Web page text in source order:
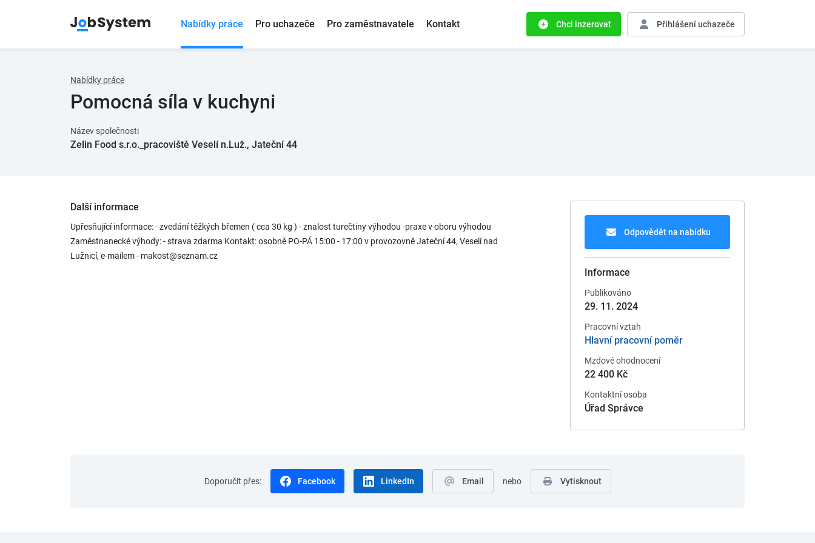
Nabídky práce Pro uchazeče Pro zaměstnavatele Kontakt Chci inzerovat Přihlášeníuchazeče
Nabídky práce
Pomocná síla v kuchyni
Název společnosti
Zelin Food s.r.o._pracoviště Veselí n.Luž., Jateční 44
Další informace
Upřesňující informace: - zvedání těžkých břemen ( cca 30 kg ) - znalost turečtiny výhodou -praxe v oboru výhodou
Zaměstnanecké výhody: - strava zdarma Kontakt: osobně PO-PÁ 15:00 - 17:00 v provozovně Jateční 44, Veselí nad
Lužnicí, e-mailem - makost@seznam.cz
Odpovědět na nabídku
Informace
Publikováno
29. 11. 2024
Pracovní vztah
Hlavní pracovní poměr
Mzdové ohodnocení
22 400 Kč
Kontaktní osoba
Úřad Správce
Doporučit přes: Facebook LinkedIn Email nebo Vytisknout